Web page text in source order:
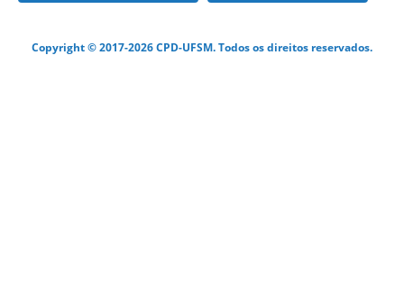
Copyright © 2017-2026 CPD-UFSM. Todos os direitos reservados.